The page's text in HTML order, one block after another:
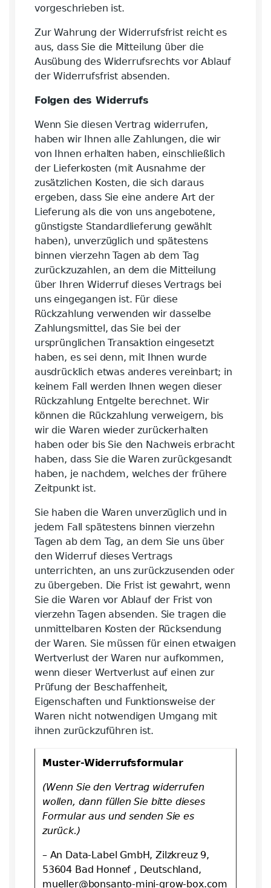
vorgeschrieben ist.
Zur Wahrung der Widerrufsfrist reicht es
aus, dass Sie die Mitteilung über die
Ausübung des Widerrufsrechts vor Ablauf
der Widerrufsfrist absenden.
Folgen des Widerrufs
Wenn Sie diesen Vertrag widerrufen,
haben wir Ihnen alle Zahlungen, die wir
von Ihnen erhalten haben, einschließlich
der Lieferkosten (mit Ausnahme der
zusätzlichen Kosten, die sich daraus
ergeben, dass Sie eine andere Art der
Lieferung als die von uns angebotene,
günstigste Standardlieferung gewählt
haben), unverzüglich und spätestens
binnen vierzehn Tagen ab dem Tag
zurückzuzahlen, an dem die Mitteilung
über Ihren Widerruf dieses Vertrags bei
uns eingegangen ist. Für diese
Rückzahlung verwenden wir dasselbe
Zahlungsmittel, das Sie bei der
ursprünglichen Transaktion eingesetzt
haben, es sei denn, mit Ihnen wurde
ausdrücklich etwas anderes vereinbart; in
keinem Fall werden Ihnen wegen dieser
Rückzahlung Entgelte berechnet. Wir
können die Rückzahlung verweigern, bis
wir die Waren wieder zurückerhalten
haben oder bis Sie den Nachweis erbracht
haben, dass Sie die Waren zurückgesandt
haben, je nachdem, welches der frühere
Zeitpunkt ist.
Sie haben die Waren unverzüglich und in
jedem Fall spätestens binnen vierzehn
Tagen ab dem Tag, an dem Sie uns über
den Widerruf dieses Vertrags
unterrichten, an uns zurückzusenden oder
zu übergeben. Die Frist ist gewahrt, wenn
Sie die Waren vor Ablauf der Frist von
vierzehn Tagen absenden. Sie tragen die
unmittelbaren Kosten der Rücksendung
der Waren. Sie müssen für einen etwaigen
Wertverlust der Waren nur aufkommen,
wenn dieser Wertverlust auf einen zur
Prüfung der Beschaffenheit,
Eigenschaften und Funktionsweise der
Waren nicht notwendigen Umgang mit
ihnen zurückzuführen ist.
Muster-Widerrufsformular
(Wenn Sie den Vertrag widerrufen
wollen, dann füllen Sie bitte dieses
Formular aus und senden Sie es
zurück.)
– An Data-Label GmbH, Zilzkreuz 9,
53604 Bad Honnef , Deutschland,
mueller@bonsanto-mini-grow-box.com